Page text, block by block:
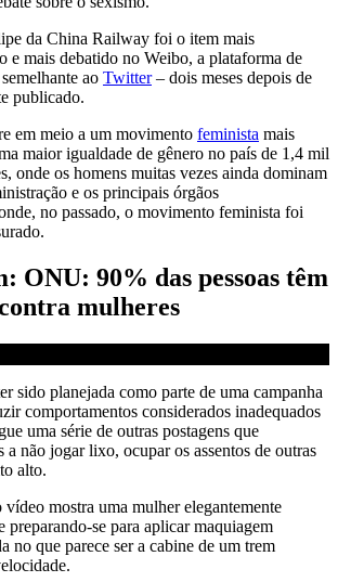
da China Railway foi o item mais
e mais debatido no Weibo, a plataforma de
ao Twitter– dois meses depois de
publicado.
em meio a um movimento feminista mais
maior igualdade de gênero no país de 1,4 mil
onde os homens muitas vezes ainda dominam
e os principais órgãos
no passado, o movimento feminista foi
ONU: 90% das pessoas têm
mulheres
sido planejada como parte de uma campanha
comportamentos considerados inadequados
uma série de outras postagens que
a não jogar lixo, ocupar os assentos de outras
alto.
mostra uma mulher elegantemente
preparando-se para aplicar maquiagem
no que parece ser a cabine de um trem